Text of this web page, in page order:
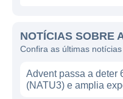
NOTÍCIAS SOBRE
Confira as últimas
Advent passa a deter
(NATU3) e amplia